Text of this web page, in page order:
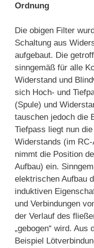
Ordnung
Die obigen Filter
Schaltung aus
aufgebaut. Die
sinngemäß für alle
Widerstand und
sich Hoch- und
(Spule) und
tauschen jedoch die
Tiefpass liegt nun
Widerstands (im
nimmt die Position
Aufbau) ein.
elektrischen Aufbau
induktiven
und Verbindungen
der Verlauf des
„gebogen“ wird. Aus
Beispiel